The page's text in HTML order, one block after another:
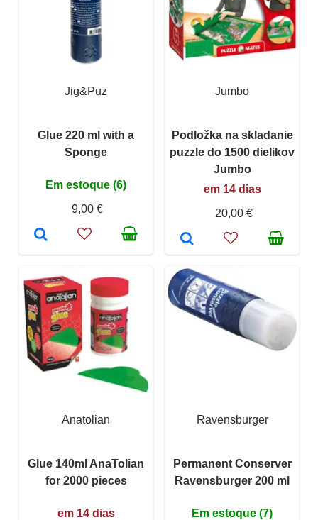
Jig&Puz
Glue 220 ml with a
Sponge
Em estoque (6)
9,00 €
Jumbo
Podložka na skladanie
puzzle do 1500 dielikov
Jumbo
em 14 dias
20,00 €
Anatolian
Glue 140ml AnaTolian
for 2000 pieces
em 14 dias
Ravensburger
Permanent Conserver
Ravensburger 200 ml
Em estoque (7)